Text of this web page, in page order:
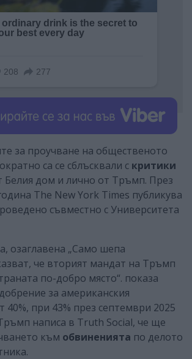
за проучване на общественото
са се сблъсквали с критики
Белия дом и лично от Тръмп. През
The New York Times публикува
съвместно с Университета
озаглавена „Само шепа
че вторият мандат на Тръмп
по-добро място“. показа
за американския
40%, при 43% през септември 2025
написа в Truth Social, че ще
към обвиненията по делото